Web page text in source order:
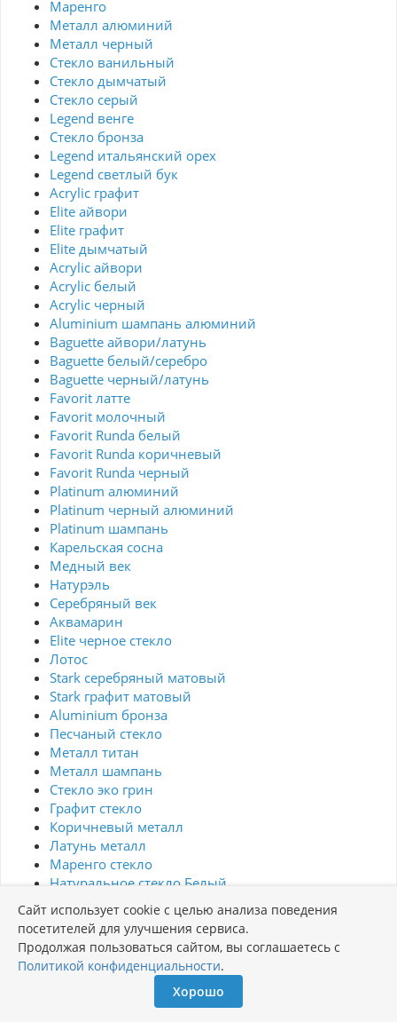
Маренго
Металл алюминий
Металл черный
Стекло ванильный
Стекло дымчатый
Стекло серый
Legend венге
Стекло бронза
Legend итальянский орех
Legend светлый бук
Acrylic графит
Elite айвори
Elite графит
Elite дымчатый
Acrylic айвори
Acrylic белый
Acrylic черный
Aluminium шампань алюминий
Baguette айвори/латунь
Baguette белый/серебро
Baguette черный/латунь
Favorit латте
Favorit молочный
Favorit Runda белый
Favorit Runda коричневый
Favorit Runda черный
Platinum алюминий
Platinum черный алюминий
Platinum шампань
Карельская сосна
Медный век
Натурэль
Серебряный век
Аквамарин
Elite черное стекло
Лотос
Stark серебряный матовый
Stark графит матовый
Aluminium бронза
Песчаный стекло
Металл титан
Металл шампань
Стекло эко грин
Графит стекло
Коричневый металл
Латунь металл
Маренго стекло
Натуральное стекло Белый
Натуральное стекло Грифель
Senso белый стекло
Натуральное стекло Черный
Сосна
Senso серебряный стекло
Senso черный стекло
Сайт использует cookie с целью анализа поведения
посетителей для улучшения сервиса.
Продолжая пользоваться сайтом, вы соглашаетесь с
Политикой конфиденциальности.
Хорошо